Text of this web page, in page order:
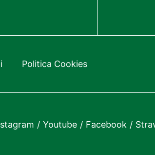
Politica Cookies
Youtube Facebook